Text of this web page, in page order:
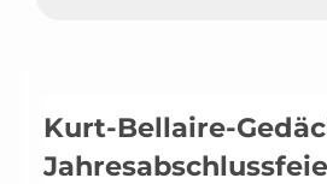
Kurt-Bellaire-